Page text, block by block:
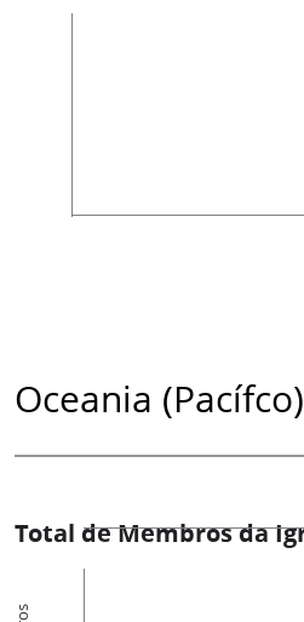
Oceania (Pacífco)
Total de Membros da